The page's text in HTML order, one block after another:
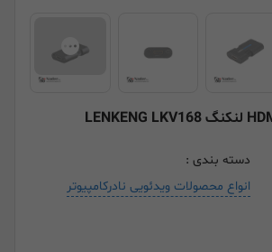
دسته بندی :
انواع محصولات ویدئویی نادرکامپیوتر